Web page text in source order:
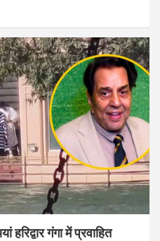
हरिद्वार गंगा में प्रवाहित